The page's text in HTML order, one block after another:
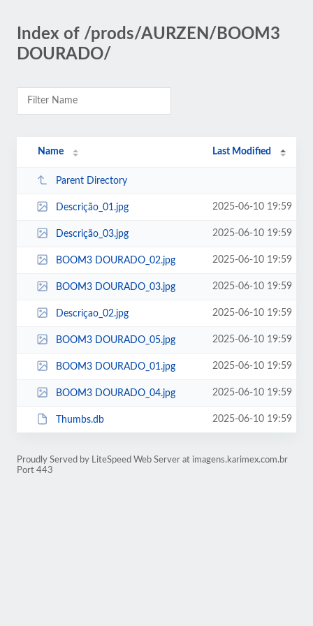
Index of /prods/AURZEN/BOOM3
DOURADO/
Name Last Modified
Parent Directory
Descrição_01.jpg 2025-06-10 19:59
Descrição_03.jpg 2025-06-10 19:59
BOOM3 DOURADO_02.jpg 2025-06-10 19:59
BOOM3 DOURADO_03.jpg 2025-06-10 19:59
Descriçao_02.jpg 2025-06-10 19:59
BOOM3 DOURADO_05.jpg 2025-06-10 19:59
BOOM3 DOURADO_01.jpg 2025-06-10 19:59
BOOM3 DOURADO_04.jpg 2025-06-10 19:59
Thumbs.db 2025-06-10 19:59
Proudly Served by LiteSpeed Web Server at imagens.karimex.com.br
Port 443